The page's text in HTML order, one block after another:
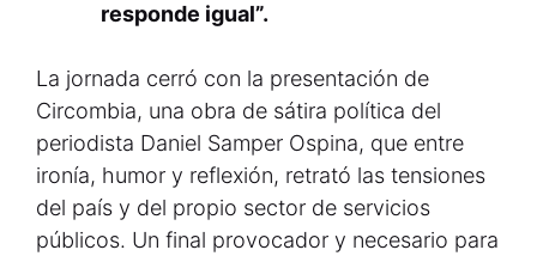
responde igual”.
La jornada cerró con la presentación de
Circombia, una obra de sátira política del
periodista Daniel Samper Ospina, que entre
ironía, humor y reflexión, retrató las tensiones
del país y del propio sector de servicios
públicos. Un final provocador y necesario para